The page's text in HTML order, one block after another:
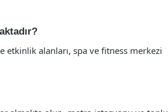
etkinlik alanları, spa ve fitness merkezi